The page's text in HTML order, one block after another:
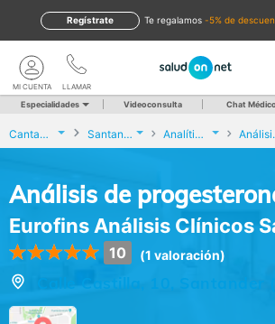
te regalamos -5% de
Regístrate
LLAMAR
MI CUENTA
Especialidades Videoconsulta Chat Médico
Cantabria Santander Analíticas y Genética
Análisis de
Eurofins Análisis Clínicos
10 (1 valoración)
Calle Castilla, 10, Santander